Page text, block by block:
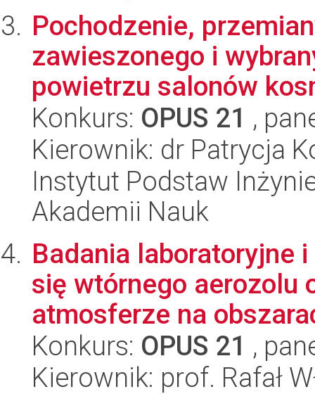
Pochodzenie,
zawieszonego i
powietrzu salonów
Konkurs: OPUS 21 ,
Kierownik: dr Patrycja
Instytut Podstaw
Akademii Nauk
Badania laboratoryjne
się wtórnego aerozolu
atmosferze na
Konkurs: OPUS 21 ,
Kierownik: prof. Rafał